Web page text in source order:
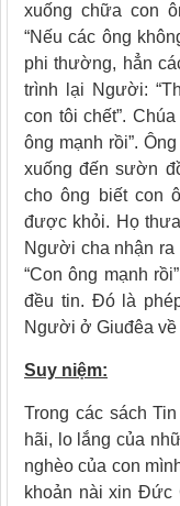
xuống chữa con
“Nếu các ông
phi thường, hẳn
trình lại Người:
con tôi chết”.
ông mạnh rồi”.
xuống đến sườn
cho ông biết con
được khỏi. Họ
Người cha nhận ra
“Con ông mạnh
đều tin. Ðó là
Người ở Giuđêa
Suy niệm:
Trong các sách
hãi, lo lắng của
nghèo của con
khoản nài xin Đức